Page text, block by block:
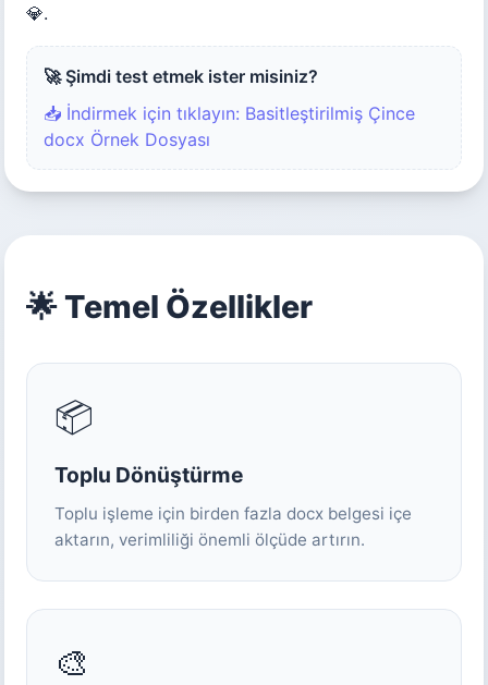
💎.
🚀 Şimdi test etmek ister misiniz?
📥 İndirmek için tıklayın: Basitleştirilmiş Çince
docx Örnek Dosyası
🌟 Temel Özellikler
📦
Toplu Dönüştürme
Toplu işleme için birden fazla docx belgesi içe
aktarın, verimliliği önemli ölçüde artırın.
🎨